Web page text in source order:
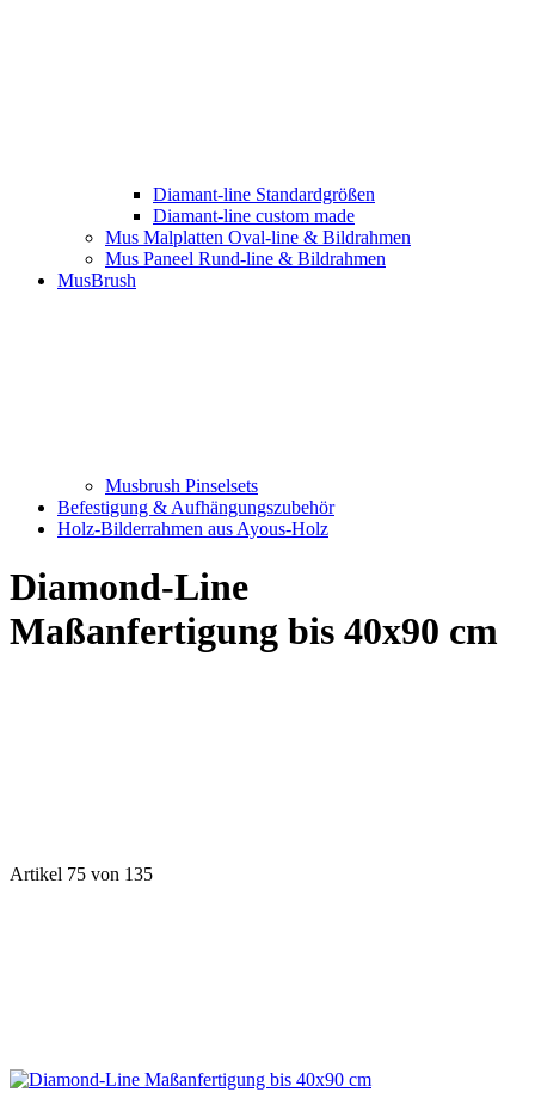
Diamant-line Standardgrößen
Diamant-line custom made
Mus Malplatten Oval-line & Bildrahmen
Mus Paneel Rund-line & Bildrahmen
MusBrush
Musbrush Pinselsets
Befestigung & Aufhängungszubehör
Holz-Bilderrahmen aus Ayous-Holz
Diamond-Line
Maßanfertigung bis 40x90 cm
Artikel 75 von 135